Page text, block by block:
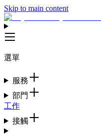
Skip to main content
選單
服務
部門
工作
接觸